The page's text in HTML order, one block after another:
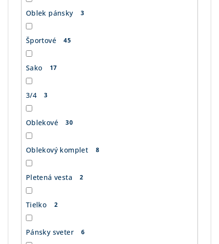
Oblek pánsky 3
Športové 45
Sako 17
3/4 3
Oblekové 30
Oblekový komplet 8
Pletená vesta 2
Tielko 2
Pánsky sveter 6